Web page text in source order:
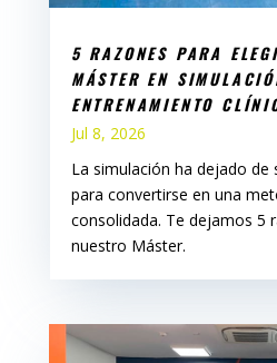
5 RAZONES PARA
MÁSTER EN
ENTRENAMIENTO
Jul 8, 2026
La simulación ha dejado de
para convertirse en una
consolidada. Te dejamos 5
nuestro Máster.